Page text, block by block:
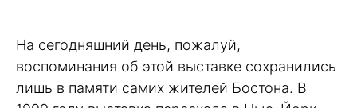
На сегодняшний день, пожалуй,
воспоминания об этой выставке сохранились
лишь в памяти самих жителей Бостона. В